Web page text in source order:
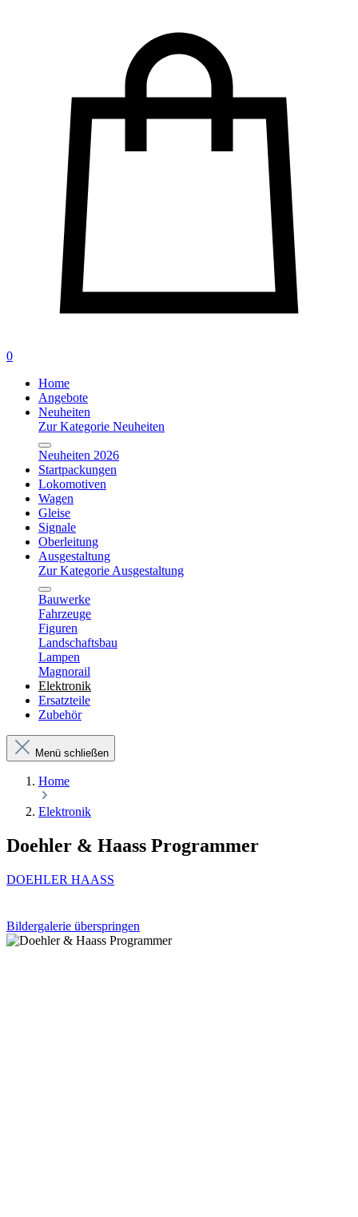
0
Home
Angebote
Neuheiten
Zur Kategorie Neuheiten
Neuheiten 2026
Startpackungen
Lokomotiven
Wagen
Gleise
Signale
Oberleitung
Ausgestaltung
Zur Kategorie Ausgestaltung
Bauwerke
Fahrzeuge
Figuren
Landschaftsbau
Lampen
Magnorail
Elektronik
Ersatzteile
Zubehör
Menü schließen
Home
Elektronik
Doehler & Haass Programmer
DOEHLER HAASS
Bildergalerie überspringen